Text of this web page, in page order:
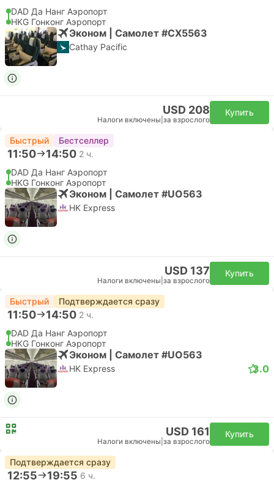
DAD Да Нанг Аэропорт
HKG Гонконг Аэропорт
Эконом | Самолет #CX5563
Cathay Pacific
USD 208
Налоги включены за взрослого
Купить
Быстрый Бестселлер
11:50 14:50 2 ч.
DAD Да Нанг Аэропорт
HKG Гонконг Аэропорт
Эконом | Самолет #UO563
HK Express
USD 137
Налоги включены за взрослого
Купить
Быстрый Подтверждается сразу
11:50 14:50 2 ч.
DAD Да Нанг Аэропорт
HKG Гонконг Аэропорт
Эконом | Самолет #UO563
HK Express 3.0
USD 161
Налоги включены за взрослого
Купить
Подтверждается сразу
12:55 19:55 6 ч.